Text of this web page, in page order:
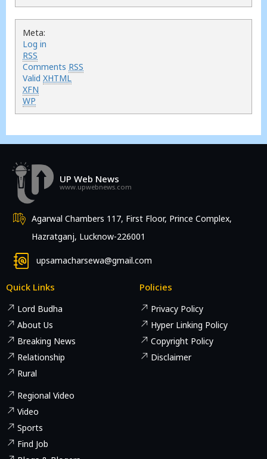
Meta:
Log in
RSS
Comments RSS
Valid XHTML
XFN
WP
UP Web News
www.upwebnews.com
Agarwal Chambers 117, First Floor, Prince Complex,
Hazratganj, Lucknow-226001
upsamacharsewa@gmail.com
Quick Links
Lord Budha
About Us
Breaking News
Relationship
Rural
Regional Video
Video
Sports
Find Job
Policies
Privacy Policy
Hyper Linking Policy
Copyright Policy
Disclaimer